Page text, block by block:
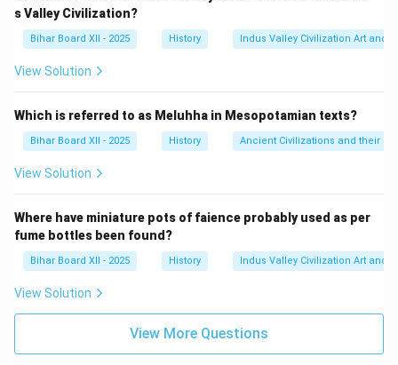
है, और अंत में अक्सर भारतीय अवधारणाओं की तुलना यूनानी और
इस्लामी विचारों से की जाती है। यह वस्तुनिष्ठ और विश्लेषणात्मक
दृष्टिकोण इसे अपने समय के अन्य यात्रा वृत्तांतों से अलग करता
Step 3: Final Answer:
अतः, किताब-उल-हिन्द की दो विशेषताएँ इसकी व्यापक विषय-वस्तु और
इसका व्यवस्थित, तुलनात्मक दृष्टिकोण हैं।
Download Solution in PDF
s Valley Civilization?
Bihar Board XII - 2025 History Indus Valley Civilization Art and
View Solution
Which is referred to as Meluhha in Mesopotamian texts?
Bihar Board XII - 2025 History Ancient Civilizations and their
View Solution
Where have miniature pots of faience probably used as per
fume bottles been found?
Bihar Board XII - 2025 History Indus Valley Civilization Art and
View Solution
View More Questions